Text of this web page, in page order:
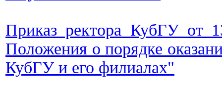
Приказ ректора КубГУ от
Положения о порядке
КубГУ и его филиалах"